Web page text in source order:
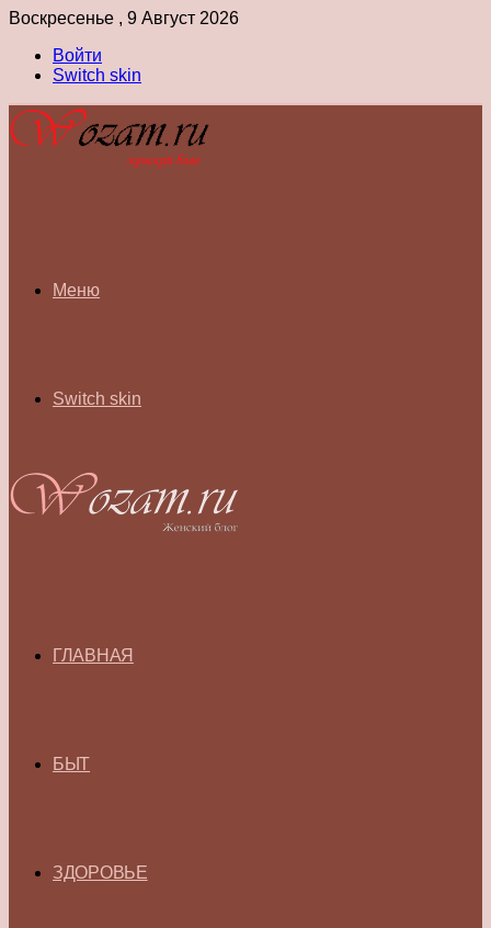
Воскресенье , 9 Август 2026
Войти
Switch skin
Меню
Switch skin
ГЛАВНАЯ
БЫТ
ЗДОРОВЬЕ